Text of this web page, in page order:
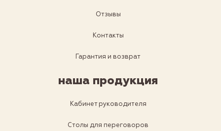
Отзывы
Контакты
Гарантия и возврат
наша продукция
Кабинет руководителя
Столы для переговоров